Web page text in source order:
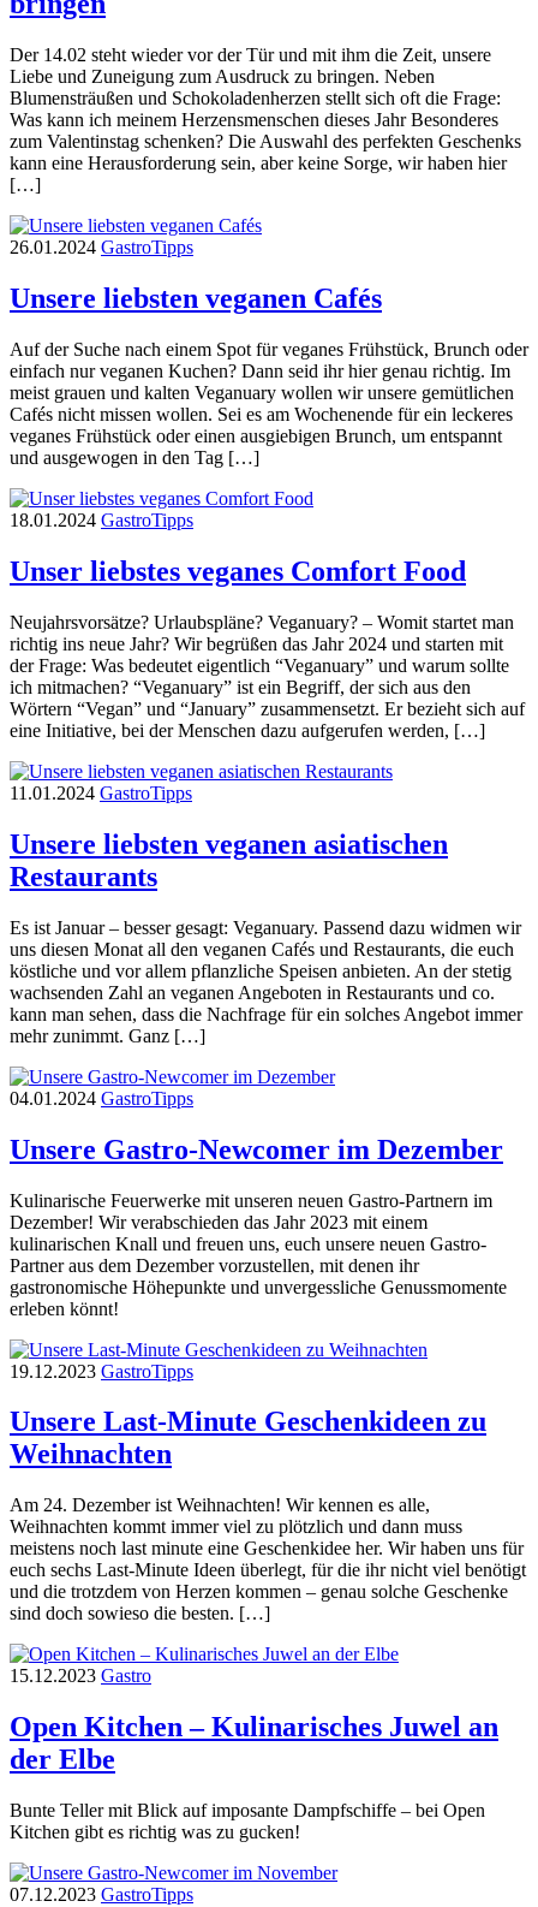
Der 14.02 steht wieder vor der Tür und mit ihm die Zeit, unsere
Liebe und Zuneigung zum Ausdruck zu bringen. Neben
Blumensträußen und Schokoladenherzen stellt sich oft die Frage:
Was kann ich meinem Herzensmenschen dieses Jahr Besonderes
zum Valentinstag schenken? Die Auswahl des perfekten Geschenks
kann eine Herausforderung sein, aber keine Sorge, wir haben hier
[…]
26.01.2024 GastroTipps
Unsere liebsten veganen Cafés
Auf der Suche nach einem Spot für veganes Frühstück, Brunch oder
einfach nur veganen Kuchen? Dann seid ihr hier genau richtig. Im
meist grauen und kalten Veganuary wollen wir unsere gemütlichen
Cafés nicht missen wollen. Sei es am Wochenende für ein leckeres
veganes Frühstück oder einen ausgiebigen Brunch, um entspannt
und ausgewogen in den Tag […]
18.01.2024 GastroTipps
Unser liebstes veganes Comfort Food
Neujahrsvorsätze? Urlaubspläne? Veganuary? – Womit startet man
richtig ins neue Jahr? Wir begrüßen das Jahr 2024 und starten mit
der Frage: Was bedeutet eigentlich “Veganuary” und warum sollte
ich mitmachen? “Veganuary” ist ein Begriff, der sich aus den
Wörtern “Vegan” und “January” zusammensetzt. Er bezieht sich auf
eine Initiative, bei der Menschen dazu aufgerufen werden, […]
11.01.2024 GastroTipps
Unsere liebsten veganen asiatischen
Restaurants
Es ist Januar – besser gesagt: Veganuary. Passend dazu widmen wir
uns diesen Monat all den veganen Cafés und Restaurants, die euch
köstliche und vor allem pflanzliche Speisen anbieten. An der stetig
wachsenden Zahl an veganen Angeboten in Restaurants und co.
kann man sehen, dass die Nachfrage für ein solches Angebot immer
mehr zunimmt. Ganz […]
04.01.2024 GastroTipps
Unsere Gastro-Newcomer im Dezember
Kulinarische Feuerwerke mit unseren neuen Gastro-Partnern im
Dezember! Wir verabschieden das Jahr 2023 mit einem
kulinarischen Knall und freuen uns, euch unsere neuen Gastro-
Partner aus dem Dezember vorzustellen, mit denen ihr
gastronomische Höhepunkte und unvergessliche Genussmomente
erleben könnt!
19.12.2023 GastroTipps
Unsere Last-Minute Geschenkideen zu
Weihnachten
Am 24. Dezember ist Weihnachten! Wir kennen es alle,
Weihnachten kommt immer viel zu plötzlich und dann muss
meistens noch last minute eine Geschenkidee her. Wir haben uns für
euch sechs Last-Minute Ideen überlegt, für die ihr nicht viel benötigt
und die trotzdem von Herzen kommen – genau solche Geschenke
sind doch sowieso die besten. […]
15.12.2023 Gastro
Open Kitchen – Kulinarisches Juwel an
der Elbe
Bunte Teller mit Blick auf imposante Dampfschiffe – bei Open
Kitchen gibt es richtig was zu gucken!
07.12.2023 GastroTipps